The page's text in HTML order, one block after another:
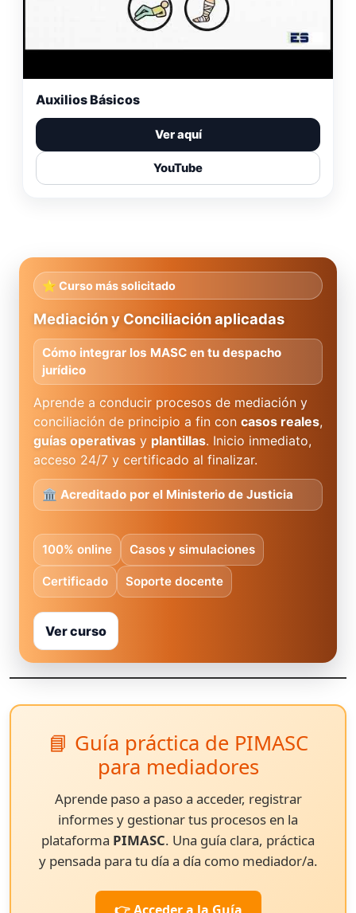
Auxilios Básicos
Ver aquí
YouTube
⭐ Curso más solicitado
Mediación y Conciliación aplicadas
Cómo integrar los MASC en tu despacho
jurídico
Aprende a conducir procesos de mediación y
conciliación de principio a fin con casos reales,
guías operativas y plantillas. Inicio inmediato,
acceso 24/7 y certificado al finalizar.
🏛️ Acreditado por el Ministerio de Justicia
100% online Casos y simulaciones
Certificado Soporte docente
Ver curso
📘 Guía práctica de PIMASC
para mediadores
Aprende paso a paso a acceder, registrar
informes y gestionar tus procesos en la
plataforma PIMASC. Una guía clara, práctica
y pensada para tu día a día como mediador/a.